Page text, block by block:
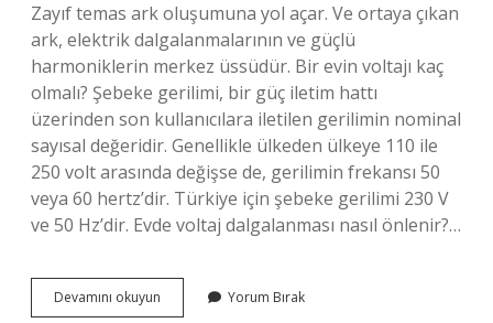
Zayıf temas ark oluşumuna yol açar. Ve ortaya çıkan
ark, elektrik dalgalanmalarının ve güçlü
harmoniklerin merkez üssüdür. Bir evin voltajı kaç
olmalı? Şebeke gerilimi, bir güç iletim hattı
üzerinden son kullanıcılara iletilen gerilimin nominal
sayısal değeridir. Genellikle ülkeden ülkeye 110 ile
250 volt arasında değişse de, gerilimin frekansı 50
veya 60 hertz’dir. Türkiye için şebeke gerilimi 230 V
ve 50 Hz’dir. Evde voltaj dalgalanması nasıl önlenir?…
Devamını okuyun
Voltaj
Yorum Bırak